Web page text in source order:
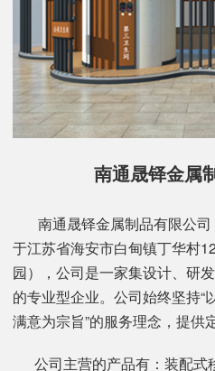
南通晟铎金属
南通晟铎金属制品有限公
于江苏省海安市白甸镇丁华村
园），公司是一家集设计、研
的专业型企业。公司始终坚持“
满意为宗旨”的服务理念，提供
公司主营的产品有：装配式